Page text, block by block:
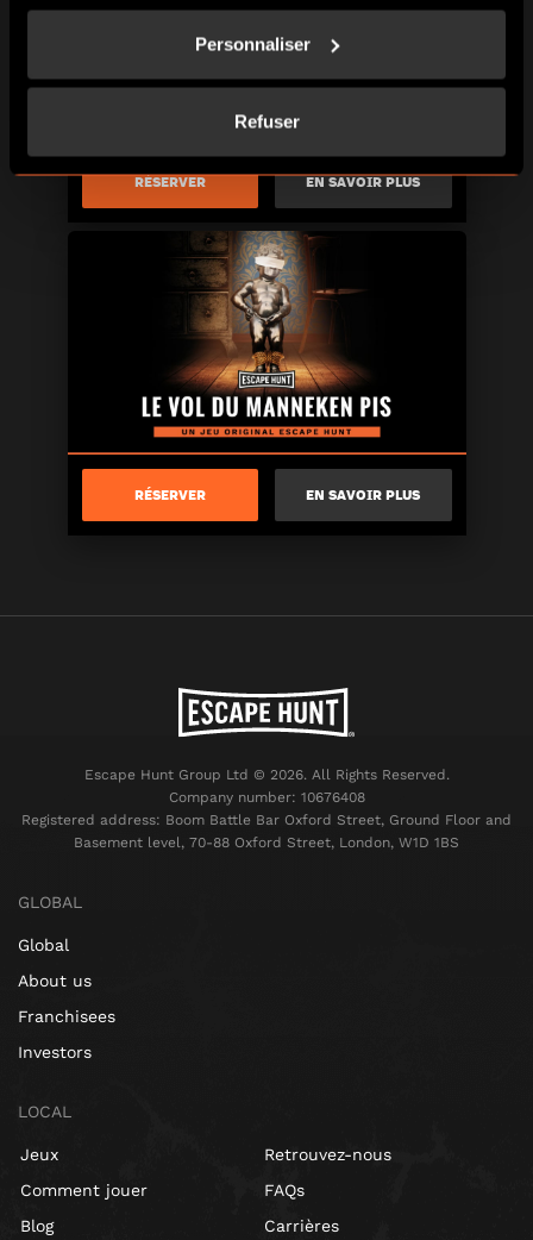
Personnaliser
Refuser
RÉSERVER EN SAVOIR PLUS
RÉSERVER EN SAVOIR PLUS
Escape Hunt Group Ltd © 2026. All Rights Reserved.
Company number: 10676408
Registered address: Boom Battle Bar Oxford Street, Ground Floor and
Basement level, 70-88 Oxford Street, London, W1D 1BS
GLOBAL
Global
About us
Franchisees
Investors
LOCAL
Jeux
Comment jouer
Blog
Retrouvez-nous
FAQs
Carrières